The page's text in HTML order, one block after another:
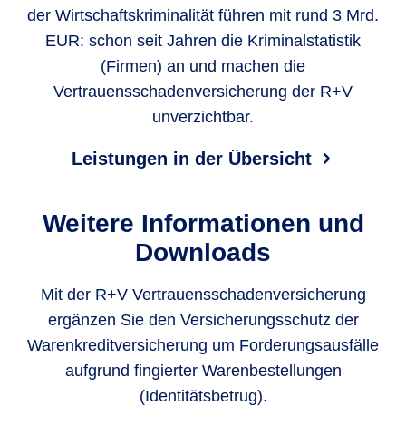
der Wirtschaftskriminalität führen mit rund 3 Mrd.
EUR: schon seit Jahren die Kriminalstatistik
(Firmen) an und machen die
Vertrauensschadenversicherung der R+V
unverzichtbar.
Leistungen in der Übersicht
Weitere Informationen und
Downloads
Mit der R+V Vertrauensschadenversicherung
ergänzen Sie den Versicherungsschutz der
Warenkreditversicherung um Forderungsausfälle
aufgrund fingierter Warenbestellungen
(Identitätsbetrug).